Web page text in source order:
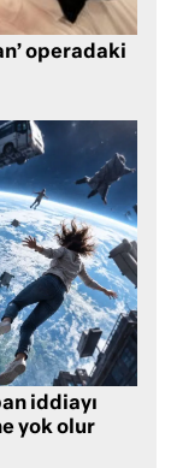
operadaki
iddiayı
yok olur